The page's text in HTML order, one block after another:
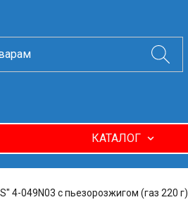
КАТАЛОГ
4-049N03 с пьезорозжигом (газ 220 г)